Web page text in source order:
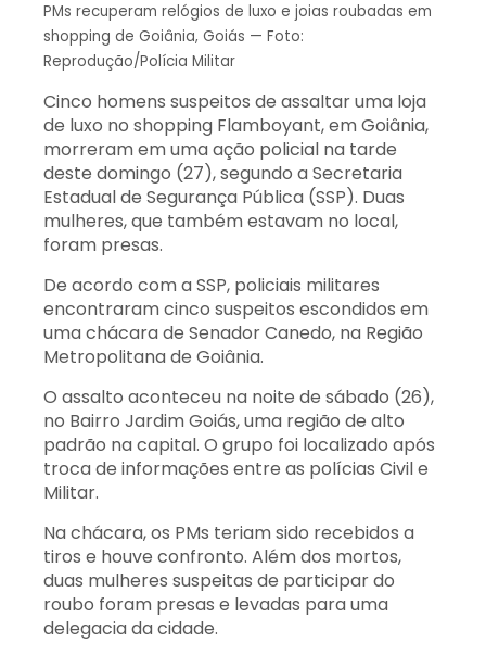
PMs recuperam relógios de luxo e joias roubadas em
shopping de Goiânia, Goiás — Foto:
Reprodução/Polícia Militar
Cinco homens suspeitos de assaltar uma loja
de luxo no shopping Flamboyant, em Goiânia,
morreram em uma ação policial na tarde
deste domingo (27), segundo a Secretaria
Estadual de Segurança Pública (SSP). Duas
mulheres, que também estavam no local,
foram presas.
De acordo com a SSP, policiais militares
encontraram cinco suspeitos escondidos em
uma chácara de Senador Canedo, na Região
Metropolitana de Goiânia.
O assalto aconteceu na noite de sábado (26),
no Bairro Jardim Goiás, uma região de alto
padrão na capital. O grupo foi localizado após
troca de informações entre as polícias Civil e
Militar.
Na chácara, os PMs teriam sido recebidos a
tiros e houve confronto. Além dos mortos,
duas mulheres suspeitas de participar do
roubo foram presas e levadas para uma
delegacia da cidade.